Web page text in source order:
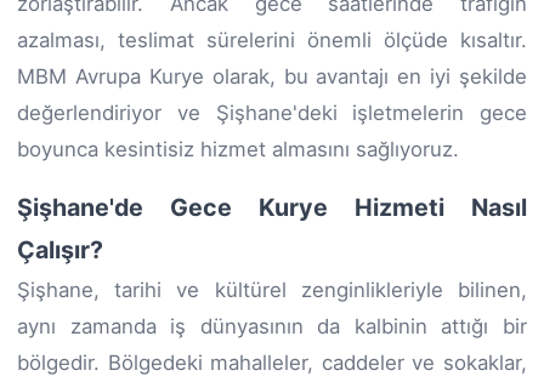
azalması, teslimat sürelerini önemli ölçüde kısaltır.
MBM Avrupa Kurye olarak, bu avantajı en iyi şekilde
değerlendiriyor ve Şişhane'deki işletmelerin gece
boyunca kesintisiz hizmet almasını sağlıyoruz.
Şişhane'de Gece Kurye Hizmeti Nasıl
Çalışır?
Şişhane, tarihi ve kültürel zenginlikleriyle bilinen,
aynı zamanda iş dünyasının da kalbinin attığı bir
bölgedir. Bölgedeki mahalleler, caddeler ve sokaklar,